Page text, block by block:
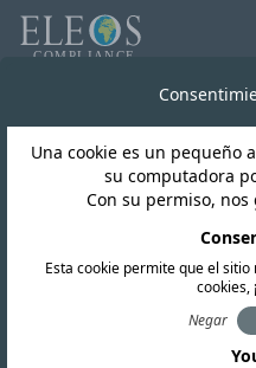
Una cookie es un pequeño
su computadora
Con su permiso,
Esta cookie permite que el
cookies,
Negar